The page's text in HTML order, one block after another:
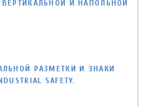
И НАПОЛЬНОЙ
РАЗМЕТКИ И ЗНАКИ
SAFETY.